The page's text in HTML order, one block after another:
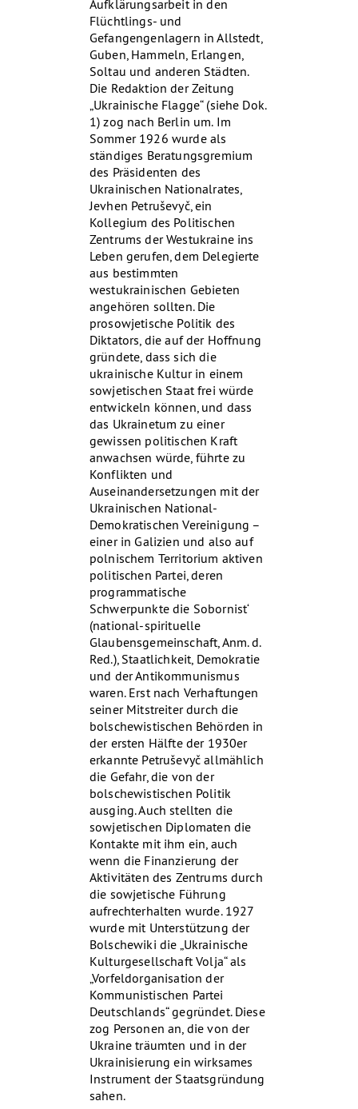
Aufklärungsarbeit in den
Flüchtlings- und
Gefangengenlagern in Allstedt,
Guben, Hammeln, Erlangen,
Soltau und anderen Städten.
Die Redaktion der Zeitung
„Ukrainische Flagge“ (siehe Dok.
1) zog nach Berlin um. Im
Sommer 1926 wurde als
ständiges Beratungsgremium
des Präsidenten des
Ukrainischen Nationalrates,
Jevhen Petruševyč, ein
Kollegium des Politischen
Zentrums der Westukraine ins
Leben gerufen, dem Delegierte
aus bestimmten
westukrainischen Gebieten
angehören sollten. Die
prosowjetische Politik des
Diktators, die auf der Hoffnung
gründete, dass sich die
ukrainische Kultur in einem
sowjetischen Staat frei würde
entwickeln können, und dass
das Ukrainetum zu einer
gewissen politischen Kraft
anwachsen würde, führte zu
Konflikten und
Auseinandersetzungen mit der
Ukrainischen National-
Demokratischen Vereinigung –
einer in Galizien und also auf
polnischem Territorium aktiven
politischen Partei, deren
programmatische
Schwerpunkte die Sobornist‘
(national-spirituelle
Glaubensgemeinschaft, Anm. d.
Red.), Staatlichkeit, Demokratie
und der Antikommunismus
waren. Erst nach Verhaftungen
seiner Mitstreiter durch die
bolschewistischen Behörden in
der ersten Hälfte der 1930er
erkannte Petruševyč allmählich
die Gefahr, die von der
bolschewistischen Politik
ausging. Auch stellten die
sowjetischen Diplomaten die
Kontakte mit ihm ein, auch
wenn die Finanzierung der
Aktivitäten des Zentrums durch
die sowjetische Führung
aufrechterhalten wurde. 1927
wurde mit Unterstützung der
Bolschewiki die „Ukrainische
Kulturgesellschaft Volja“ als
„Vorfeldorganisation der
Kommunistischen Partei
Deutschlands“ gegründet. Diese
zog Personen an, die von der
Ukraine träumten und in der
Ukrainisierung ein wirksames
Instrument der Staatsgründung
sahen.